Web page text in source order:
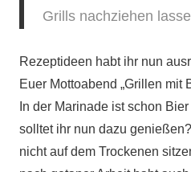
Grills nachziehen
Rezeptideen habt ihr nun
Euer Mottoabend „Grillen mit
In der Marinade ist schon
solltet ihr nun dazu
nicht auf dem Trockenen